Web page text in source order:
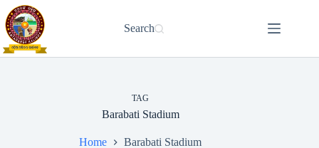
Skip
to
content
Search
TAG
Barabati Stadium
Home Barabati Stadium